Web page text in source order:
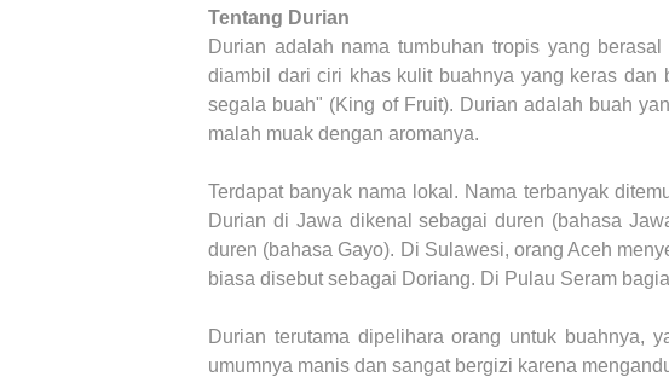
Tentang Durian
Durian adalah nama tumbuhan tropis yang
diambil dari ciri khas kulit buahnya yang keras dan
segala buah" (King of Fruit). Durian adalah buah
malah muak dengan aromanya.
Terdapat banyak nama lokal. Nama terbanyak
Durian di Jawa dikenal sebagai duren (bahasa
duren (bahasa Gayo). Di Sulawesi, orang Aceh
biasa disebut sebagai Doriang. Di Pulau Seram
Durian terutama dipelihara orang untuk buahnya,
umumnya manis dan sangat bergizi karena